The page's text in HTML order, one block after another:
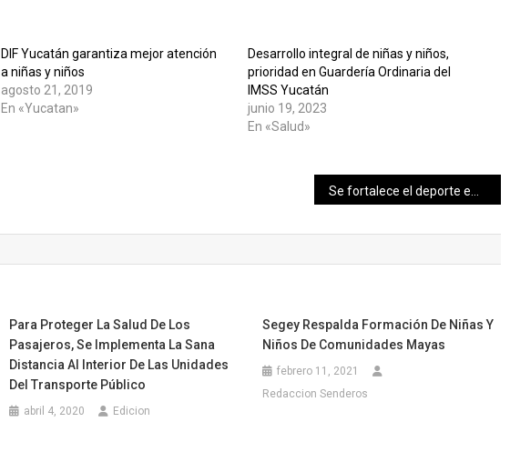
DIF Yucatán garantiza mejor atención
a niñas y niños
agosto 21, 2019
En «Yucatan»
Desarrollo integral de niñas y niños,
prioridad en Guardería Ordinaria del
IMSS Yucatán
junio 19, 2023
En «Salud»
Para Proteger La Salud De Los
Pasajeros, Se Implementa La Sana
Distancia Al Interior De Las Unidades
Del Transporte Público
abril 4, 2020 Edicion
Segey Respalda Formación De Niñas Y
Niños De Comunidades Mayas
febrero 11, 2021
Redaccion Senderos